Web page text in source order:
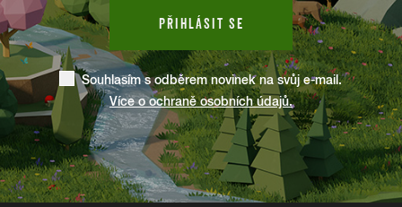
PŘIHLÁSIT SE
Souhlasím s odběrem novinek na svůj e-mail.
Více o ochraně osobních údajů.